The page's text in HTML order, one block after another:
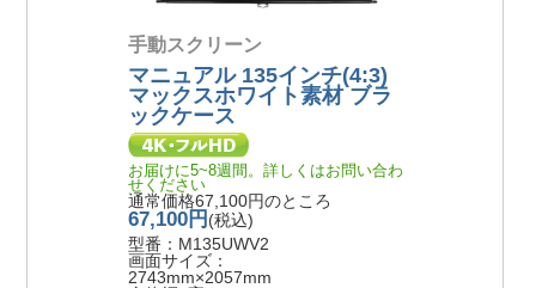
手動スクリーン
マニュアル 135インチ(4:3)
マックスホワイト素材 ブラ
ックケース
お届けに5~8週間。詳しくはお問い合わ
せください
通常価格67,100円のところ
67,100円 (税込)
型番：M135UWV2
画面サイズ：
2743mm×2057mm